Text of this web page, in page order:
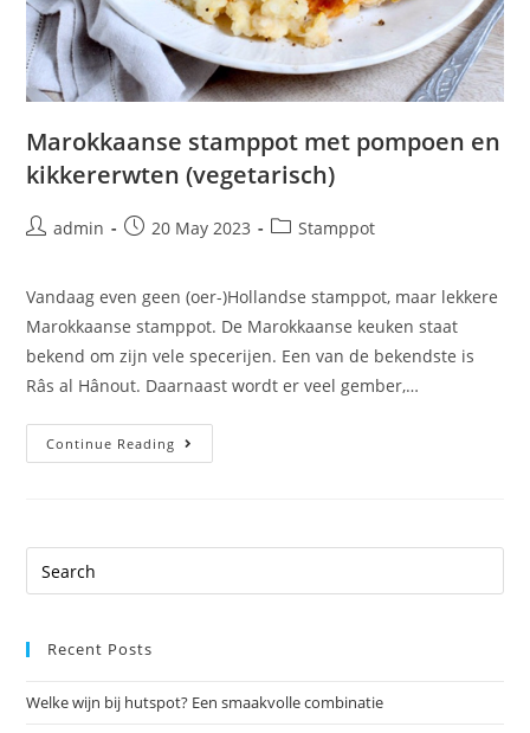
Marokkaanse stamppot met pompoen en
kikkererwten (vegetarisch)
admin 20 May 2023 Stamppot
Vandaag even geen (oer-)Hollandse stamppot, maar lekkere
Marokkaanse stamppot. De Marokkaanse keuken staat
bekend om zijn vele specerijen. Een van de bekendste is
Râs al Hânout. Daarnaast wordt er veel gember,…
Continue Reading
Recent Posts
Welke wijn bij hutspot? Een smaakvolle combinatie